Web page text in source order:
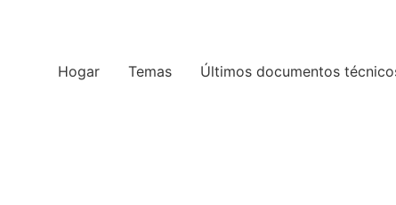
Hogar Temas Últimos documentos